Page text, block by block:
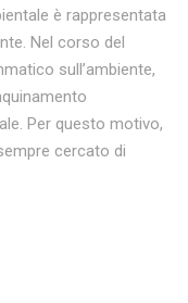
è rappresentata
Nel corso del
sull’ambiente,
Per questo motivo,
cercato di